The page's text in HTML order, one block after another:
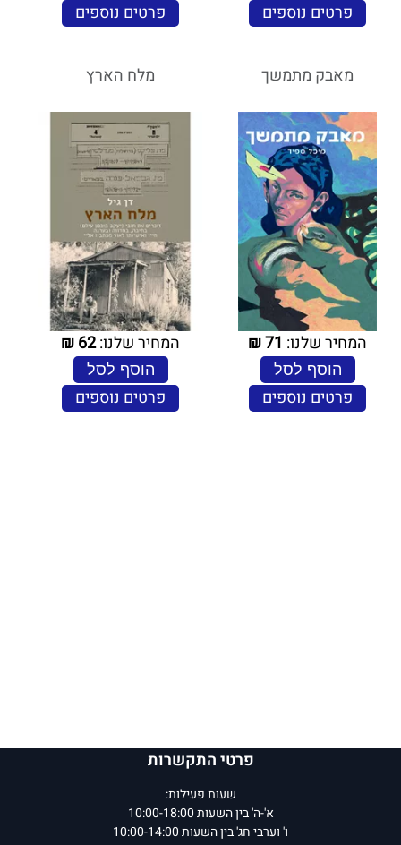
פרטים נוספים פרטים נוספים
מאבק מתמשך
המחיר שלנו: 71
₪
הוסף לסל
פרטים נוספים
מלח הארץ
המחיר שלנו:62
₪
הוסף לסל
פרטים נוספים
פרטי התקשרות
שעות פעילות:
א'-ה' בין השעות 10:00-18:00
ו' וערבי חג' בין השעות 10:00-14:00